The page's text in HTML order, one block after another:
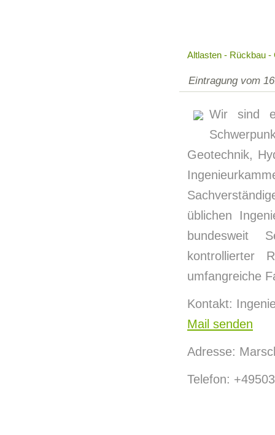
Altlasten - Rückbau -
Eintragung vom
Wir sind
Geotechnik,
üblichen
bundesweit
kontrollierter
umfangreiche
Kontakt:
Mail senden
Adresse:
Telefon: